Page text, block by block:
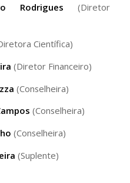
Rodrigues (Diretor
Científica)
(Diretor Financeiro)
(Conselheira)
(Conselheira)
(Conselheira)
(Suplente)